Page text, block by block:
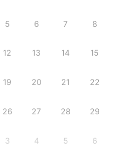
5 6 7 8
12 13 14 15
19 20 21 22
26 27 28 29
3 4 5 6